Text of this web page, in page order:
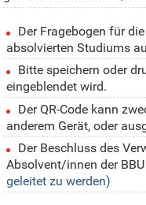
Anträge auf die
Studienverlaufs (für
Der Fragebogen für
absolvierten Studiums
Bitte speichern oder
eingeblendet wird.
Der QR-Code kann
anderem Gerät, oder
Der Beschluss des
Absolvent/innen der
geleitet zu werden)